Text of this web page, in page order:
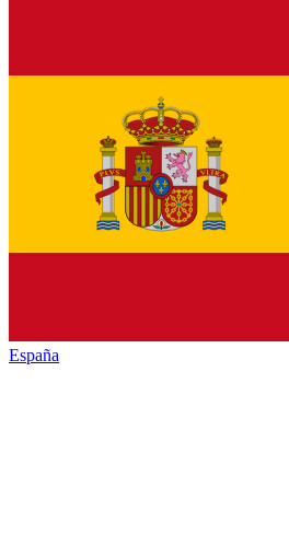
España